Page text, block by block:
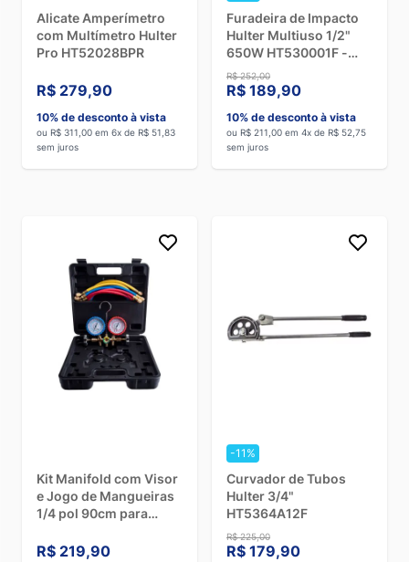
Alicate Amperímetro
com Multímetro Hulter
Pro HT52028BPR
R$ 279,90
10% de desconto à vista
ou R$ 311,00 em 6x de R$ 51,83
sem juros
Furadeira de Impacto
Hulter Multiuso 1/2"
650W HT530001F -
110V
R$ 252,00
R$ 189,90
10% de desconto à vista
ou R$ 211,00 em 4x de R$ 52,75
sem juros
Kit Manifold com Visor
e Jogo de Mangueiras
1/4 pol 90cm para
Hulter HT5536GPF
R$ 219,90
-11%
Curvador de Tubos
Hulter 3/4"
HT5364A12F
R$ 225,00
R$ 179,90